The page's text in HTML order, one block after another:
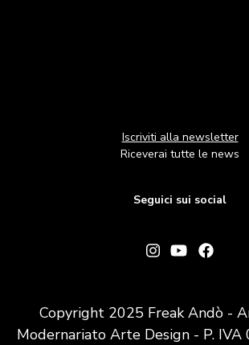
Iscriviti alla newsletter
Riceverai tutte le news
Seguici sui social
Copyright 2025 Freak Andò -
Modernariato Arte Design - P.